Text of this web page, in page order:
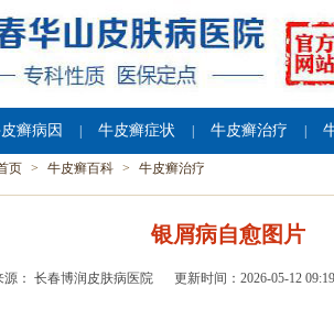
癣病因 牛皮癣症状 牛皮癣治疗
页 > 牛皮癣百科 > 牛皮癣治疗
银屑病自愈图片
源： 长春博润皮肤病医院 更新时间：2026-05-12